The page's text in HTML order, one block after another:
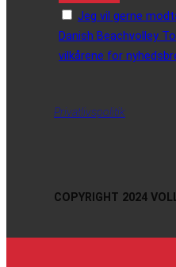
Jeg vil gerne
Danish Beachvolley
vilkårene for
Privatlivspolitik
COPYRIGHT 2024